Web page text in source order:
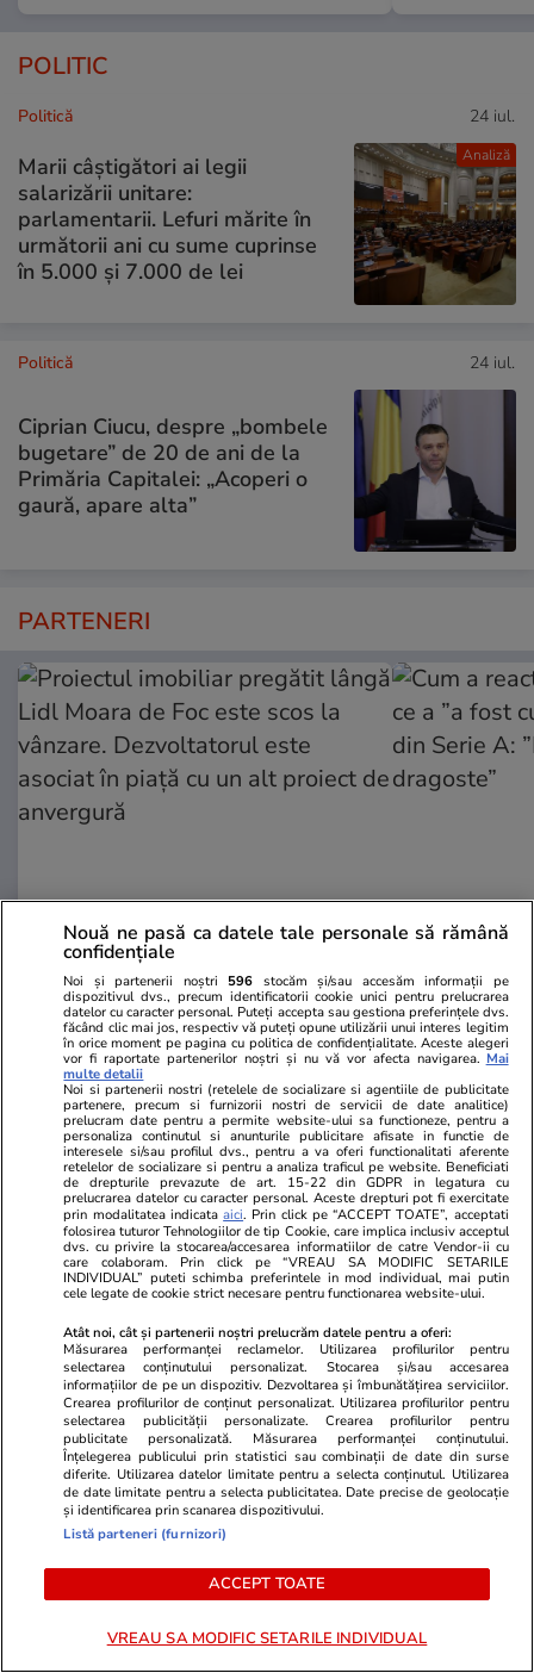
POLITIC
Analiză
Politică 24 iul.
Marii câștigători ai legii
salarizării unitare:
parlamentarii. Lefuri mărite în
următorii ani cu sume cuprinse
în 5.000 și 7.000 de lei
Politică 24 iul.
Ciprian Ciucu, despre „bombele
bugetare” de 20 de ani de la
Primăria Capitalei: „Acoperi o
gaură, apare alta”
PARTENERI
ZiaruldeIasi.ro
Proiectul imobiliar pregătit lângă
Lidl Moara de Foc este scos la
vânzare. Dezvoltatorul este
asociat în piață cu un alt proiect
de anvergură
Fanatik.ro
a ”a fost
din Serie A:
dragoste”
ULTIMELE ȘTIRI
Știri Externe 24 iul.
O femeie a murit după ce a făcut chimioterapie
ani la rând pentru o tumoră care nu exista, în
Italia
Știri Externe 24 iul.
Rusia pregătește un nou val de mobilizare
militară. „Putin vrea să extindă acest război.
Avem informații clare”, avertizează Volodimir
Zelenski
Valeriu Gheorghiță, directorul general al
Nouă ne pasă ca datele tale personale să rămână
confidențiale
Noi și partenerii noștri 596 stocăm și/sau accesăm informații pe
dispozitivul dvs., precum identificatorii cookie unici pentru prelucrarea
datelor cu caracter personal. Puteți accepta sau gestiona preferințele dvs.
făcând clic mai jos, respectiv vă puteți opune utilizării unui interes legitim
în orice moment pe pagina cu politica de confidențialitate. Aceste alegeri
vor fi raportate partenerilor noștri și nu vă vor afecta navigarea. Mai
multe detalii
Noi si partenerii nostri (retelele de socializare si agentiile de publicitate
partenere, precum si furnizorii nostri de servicii de date analitice)
prelucram date pentru a permite website-ului sa functioneze, pentru a
personaliza continutul si anunturile publicitare afisate in functie de
interesele si/sau profilul dvs., pentru a va oferi functionalitati aferente
retelelor de socializare si pentru a analiza traficul pe website. Beneficiati
de drepturile prevazute de art. 15-22 din GDPR in legatura cu
prelucrarea datelor cu caracter personal. Aceste drepturi pot fi exercitate
prin modalitatea indicataaici. Prin click pe “ACCEPT TOATE”, acceptati
folosirea tuturor Tehnologiilor de tip Cookie, care implica inclusiv acceptul
dvs. cu privire la stocarea/accesarea informatiilor de catre Vendor-ii cu
care colaboram. Prin click pe “VREAU SA MODIFIC SETARILE
INDIVIDUAL” puteti schimba preferintele in mod individual, mai putin
cele legate de cookie strict necesare pentru functionarea website-ului.
Atât noi, cât și partenerii noștri prelucrăm datele pentru a oferi:
Măsurarea performanței reclamelor. Utilizarea profilurilor pentru
selectarea conținutului personalizat. Stocarea și/sau accesarea
informațiilor de pe un dispozitiv. Dezvoltarea și îmbunătățirea serviciilor.
Crearea profilurilor de conținut personalizat. Utilizarea profilurilor pentru
selectarea publicității personalizate. Crearea profilurilor pentru
publicitate personalizată. Măsurarea performanței conținutului.
Înțelegerea publicului prin statistici sau combinații de date din surse
diferite. Utilizarea datelor limitate pentru a selecta conținutul. Utilizarea
de date limitate pentru a selecta publicitatea. Date precise de geolocație
și identificarea prin scanarea dispozitivului.
Listă parteneri (furnizori)
ACCEPT TOATE
VREAU SA MODIFIC SETARILE INDIVIDUAL